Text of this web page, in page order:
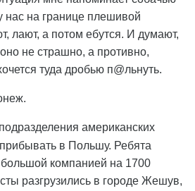
нас на границе плешивой
лают, а потом ебутся. И думают,
не страшно, а противно,
туда дробью п@льнуть.
американских
в Польшу. Ребята
компанией на 1700
разгрузились в городе Жешув,